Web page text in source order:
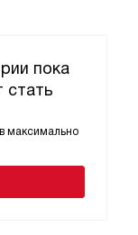
пока
стать
максимально